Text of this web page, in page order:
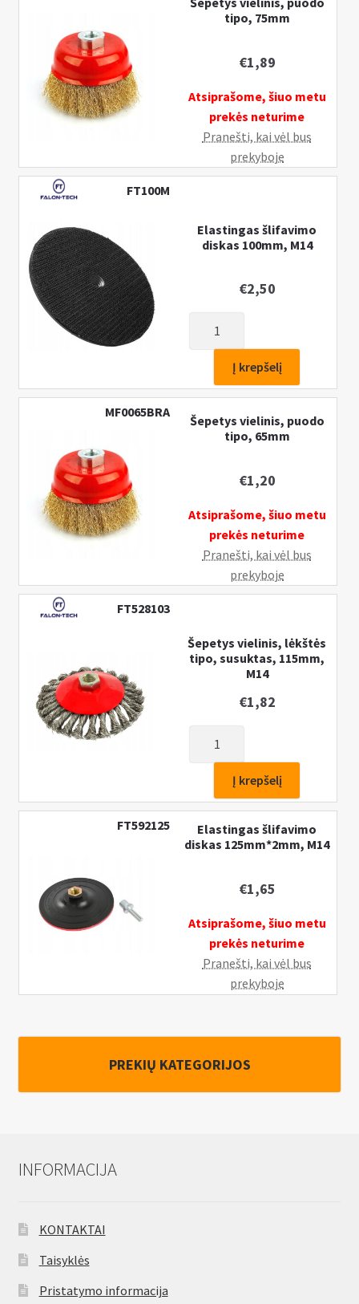
tipo, 75mm
€1,89
Atsiprašome, šiuo metu
prekės neturime
Pranešti, kai vėl bus
prekyboje
FT100M
Elastingas šlifavimo
diskas 100mm, M14
€2,50
Elastingas
šlifavimo
diskas
100mm,
Į krepšelį
MF0065BRA
Šepetys vielinis, puodo
tipo, 65mm
€1,20
Atsiprašome, šiuo metu
prekės neturime
Pranešti, kai vėl bus
prekyboje
FT528103
Šepetys vielinis, lėkštės
tipo, susuktas, 115mm,
M14
€1,82
vielinis,
lėkštės
tipo,
Į krepšelį
FT592125
Elastingas šlifavimo
diskas 125mm*2mm, M14
€1,65
Atsiprašome, šiuo metu
prekės neturime
Pranešti, kai vėl bus
prekyboje
PREKIŲ KATEGORIJOS
INFORMACIJA
KONTAKTAI
Taisyklės
Pristatymo informacija